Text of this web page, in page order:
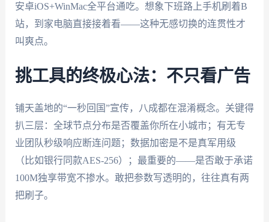
安卓iOS+WinMac全平台通吃。想象下班路上手机刷着B
站，到家电脑直接接着看——这种无感切换的连贯性才
叫爽点。
挑工具的终极心法：不只看广告
铺天盖地的“一秒回国”宣传，八成都在混淆概念。关键得
扒三层：全球节点分布是否覆盖你所在小城市；有无专
业团队秒级响应断连问题；数据加密是不是真军用级
（比如银行同款AES-256）；最重要的——是否敢于承诺
100M独享带宽不掺水。敢把参数写透明的，往往真有两
把刷子。